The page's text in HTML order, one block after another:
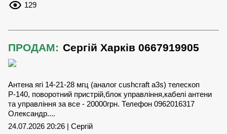
129
ПРОДАМ: Сергій Харків 0667919905
Антена ягі 14-21-28 мгц (аналог cushcraft a3s) телескоп
Р-140, поворотний пристрій,блок управління,кабелі антени
та управління за все - 20000грн. Телефон 0962016317
Олександр....
24.07.2026 20:26 | Сергій